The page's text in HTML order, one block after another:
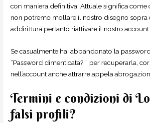
con maniera definitiva. Attuale significa come
non potremo mollare il nostro disegno sopra
addirittura pertanto riattivare il nostro
Se casualmente hai abbandonato la
“Password dimenticata? ” per recuperarla,
nell’account anche attrarre appela
Termini e condizioni di
falsi profili?